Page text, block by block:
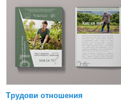
Трудови отношения